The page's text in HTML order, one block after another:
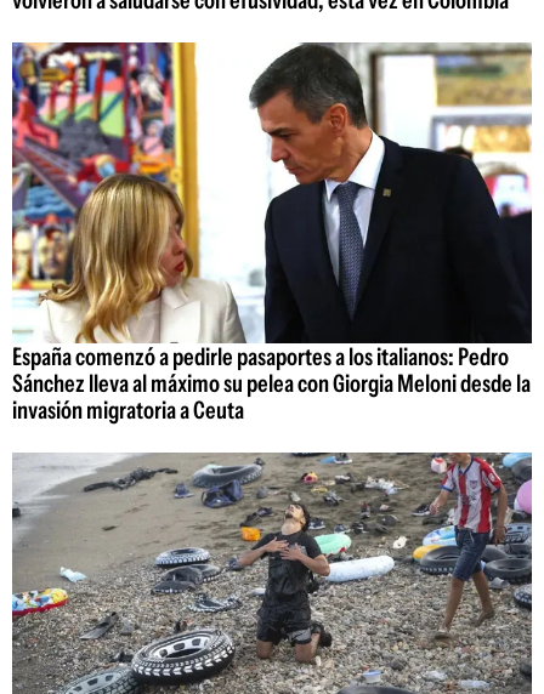
España comenzó a pedirle pasaportes a los italianos: Pedro
Sánchez lleva al máximo su pelea con Giorgia Meloni desde la
invasión migratoria a Ceuta